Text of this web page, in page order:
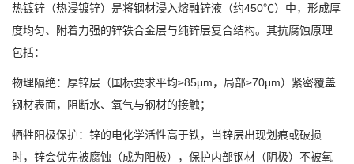
热镀锌（热浸镀锌）是将钢材浸入熔融锌液（约450℃）中，形成厚
度均匀、附着力强的锌铁合金层与纯锌层复合结构。其抗腐蚀原理
包括：
物理隔绝：厚锌层（国标要求平均≥85μm，局部≥70μm）紧密覆盖
钢材表面，阻断水、氧气与钢材的接触；
牺牲阳极保护：锌的电化学活性高于铁，当锌层出现划痕或破损
时，锌会优先被腐蚀（成为阳极），保护内部钢材（阴极）不被氧